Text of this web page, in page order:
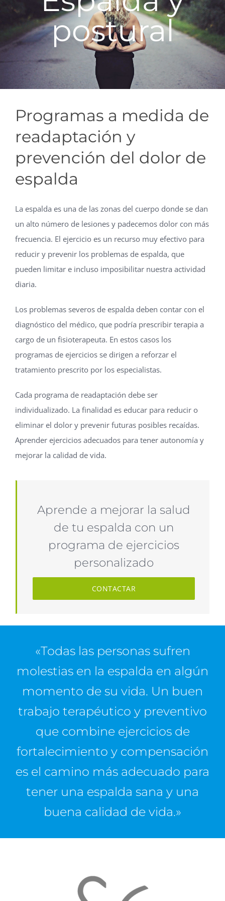
postural
Programas a medida de
readaptación y
prevención del dolor de
espalda
La espalda es una de las zonas del cuerpo donde se dan
un alto número de lesiones y padecemos dolor con más
frecuencia. El ejercicio es un recurso muy efectivo para
reducir y prevenir los problemas de espalda, que
pueden limitar e incluso imposibilitar nuestra actividad
diaria.
Los problemas severos de espalda deben contar con el
diagnóstico del médico, que podría prescribir terapia a
cargo de un fisioterapeuta. En estos casos los
programas de ejercicios se dirigen a reforzar el
tratamiento prescrito por los especialistas.
Cada programa de readaptación debe ser
individualizado. La finalidad es educar para reducir o
eliminar el dolor y prevenir futuras posibles recaídas.
Aprender ejercicios adecuados para tener autonomía y
mejorar la calidad de vida.
Aprende a mejorar la salud
de tu espalda con un
programa de ejercicios
personalizado
CONTACTAR
«Todas las personas sufren
molestias en la espalda en algún
momento de su vida. Un buen
trabajo terapéutico y preventivo
que combine ejercicios de
fortalecimiento y compensación
es el camino más adecuado para
tener una espalda sana y una
buena calidad de vida.»